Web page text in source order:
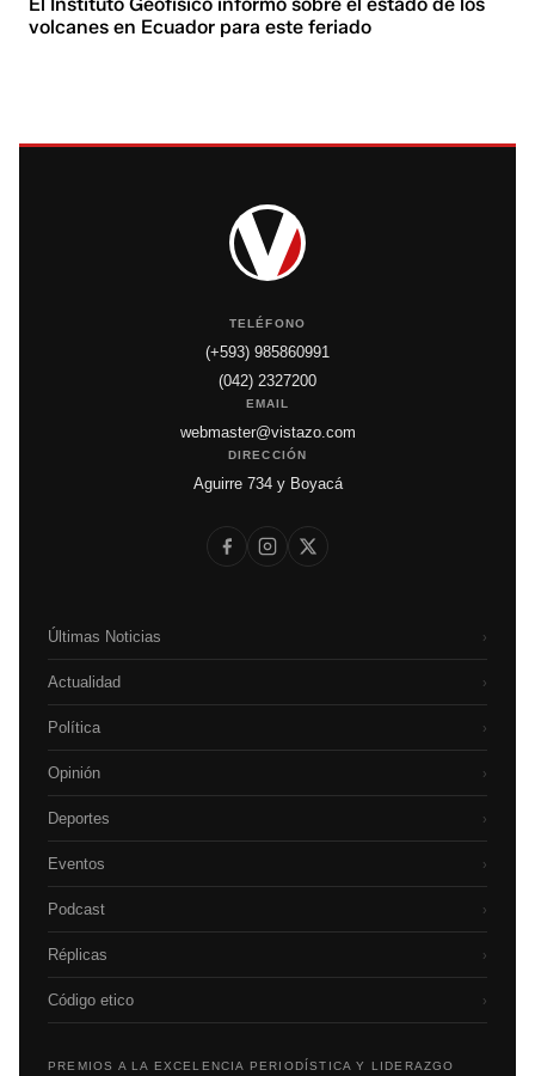
El Instituto Geofísico informó sobre el estado de los
volcanes en Ecuador para este feriado
TELÉFONO
(+593) 985860991
(042) 2327200
EMAIL
webmaster@vistazo.com
DIRECCIÓN
Aguirre 734 y Boyacá
Últimas Noticias ›
Actualidad ›
Política ›
Opinión ›
Deportes ›
Eventos ›
Podcast ›
Réplicas ›
Código etico ›
PREMIOS A LA EXCELENCIA PERIODÍSTICA Y LIDERAZGO